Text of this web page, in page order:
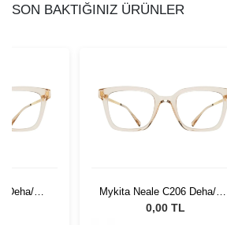
SON BAKTIĞINIZ ÜRÜNLER
GG
Mykita Neale C206 Deha/GG
266
0,00 TL